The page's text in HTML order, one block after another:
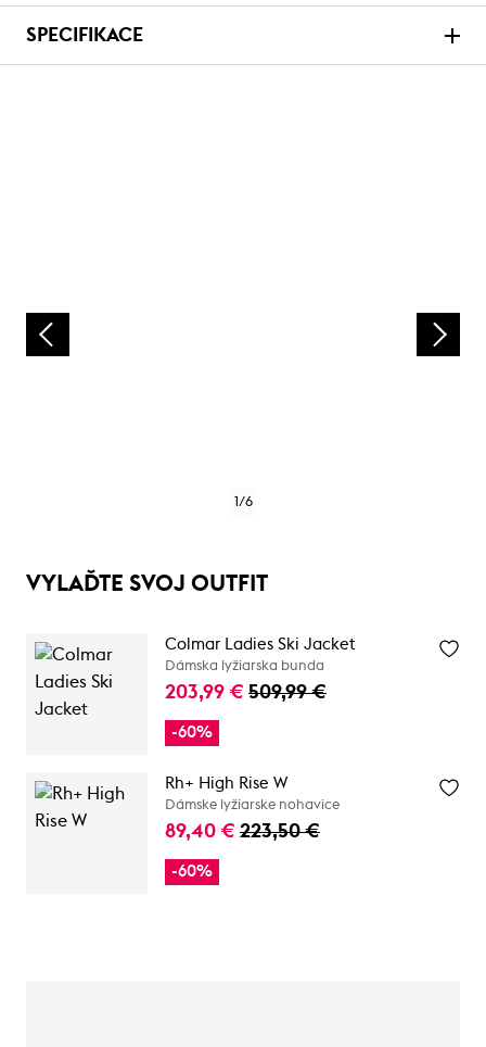
SPECIFIKACE
/6
VYLAĎTE SVOJ OUTFIT
Colmar Ladies Ski Jacket
Dámska lyžiarska bunda
203,99 € 509,99 €
-60%
Rh+ High Rise W
Dámske lyžiarske nohavice
89,40 € 223,50 €
-60%